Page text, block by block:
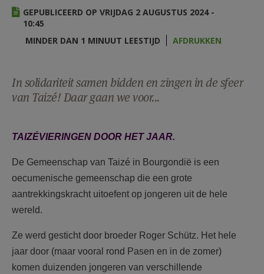
AANMELDEN OF REGISTREREN
GEPUBLICEERD OP VRIJDAG 2 AUGUSTUS 2024 -
10:45
MINDER DAN 1 MINUUT LEESTIJD
AFDRUKKEN
In solidariteit samen bidden en zingen in de sfeer
van Taizé! Daar gaan we voor...
TAIZÉVIERINGEN DOOR HET JAAR.
De Gemeenschap van Taizé in Bourgondië is een
oecumenische gemeenschap die een grote
aantrekkingskracht uitoefent op jongeren uit de hele
wereld.
Ze werd gesticht door broeder Roger Schütz. Het hele
jaar door (maar vooral rond Pasen en in de zomer)
komen duizenden jongeren van verschillende